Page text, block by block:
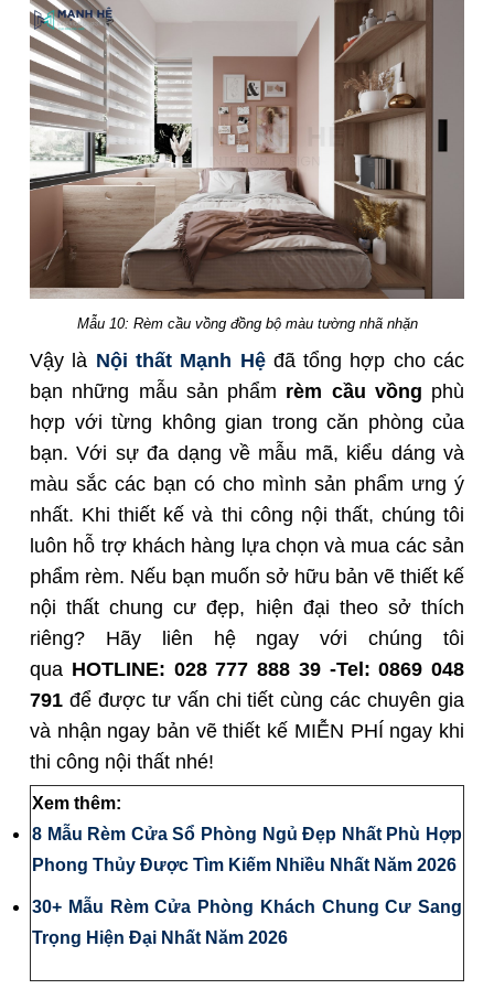
Mẫu 10: Rèm cầu vồng đồng bộ màu tường nhã nhặn
Vậy là Nội thất Mạnh Hệđã tổng hợp cho các
bạn những mẫu sản phẩm rèm cầu vồng phù
hợp với từng không gian trong căn phòng của
bạn. Với sự đa dạng về mẫu mã, kiểu dáng và
màu sắc các bạn có cho mình sản phẩm ưng ý
nhất. Khi thiết kế và thi công nội thất, chúng tôi
luôn hỗ trợ khách hàng lựa chọn và mua các sản
phẩm rèm. Nếu bạn muốn sở hữu bản vẽ thiết kế
nội thất chung cư đẹp, hiện đại theo sở thích
riêng? Hãy liên hệ ngay với chúng tôi
qua HOTLINE: 028 777 888 39 -Tel: 0869 048
791 để được tư vấn chi tiết cùng các chuyên gia
và nhận ngay bản vẽ thiết kế MIỄN PHÍ ngay khi
thi công nội thất nhé!
Xem thêm:
8 Mẫu Rèm Cửa Sổ Phòng Ngủ Đẹp Nhất Phù Hợp
Phong Thủy Được Tìm Kiếm Nhiều Nhất Năm 2026
30+ Mẫu Rèm Cửa Phòng Khách Chung Cư Sang
Trọng Hiện Đại Nhất Năm 2026